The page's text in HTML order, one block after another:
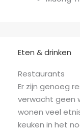
Eten & drinken
Restaurants
Er zijn genoeg
verwacht geen
wonen veel
keuken in het